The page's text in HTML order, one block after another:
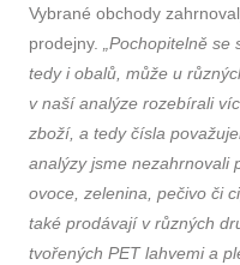
Vybrané obchody
prodejny. „Pochopitelně se
tedy i obalů, může u
v naší analýze rozebírali
zboží, a tedy čísla
analýzy jsme nezahrnovali
ovoce, zelenina, pečivo či
také prodávají v různých
tvořených PET lahvemi a